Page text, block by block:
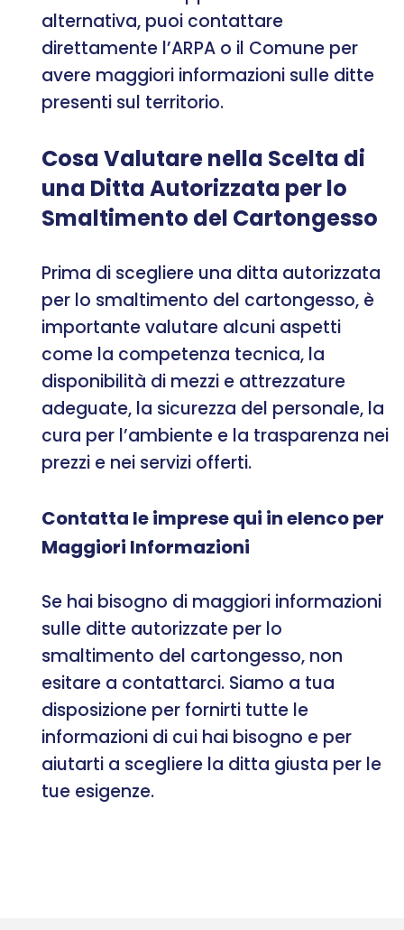
alternativa, puoi contattare
direttamente l’ARPA o il Comune per
avere maggiori informazioni sulle ditte
presenti sul territorio.
Cosa Valutare nella Scelta di
una Ditta Autorizzata per lo
Smaltimento del Cartongesso
Prima di scegliere una ditta autorizzata
per lo smaltimento del cartongesso, è
importante valutare alcuni aspetti
come la competenza tecnica, la
disponibilità di mezzi e attrezzature
adeguate, la sicurezza del personale, la
cura per l’ambiente e la trasparenza nei
prezzi e nei servizi offerti.
Contatta le imprese qui in elenco per
Maggiori Informazioni
Se hai bisogno di maggiori informazioni
sulle ditte autorizzate per lo
smaltimento del cartongesso, non
esitare a contattarci. Siamo a tua
disposizione per fornirti tutte le
informazioni di cui hai bisogno e per
aiutarti a scegliere la ditta giusta per le
tue esigenze.